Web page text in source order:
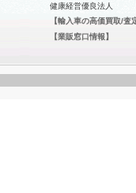
健康経営優良法人
【輸入車の高価買取/査
【業販窓口情報】